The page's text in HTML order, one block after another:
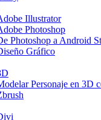
Illustrator
Photoshop
Photoshop a Android
Gráfico
Personaje en 3D